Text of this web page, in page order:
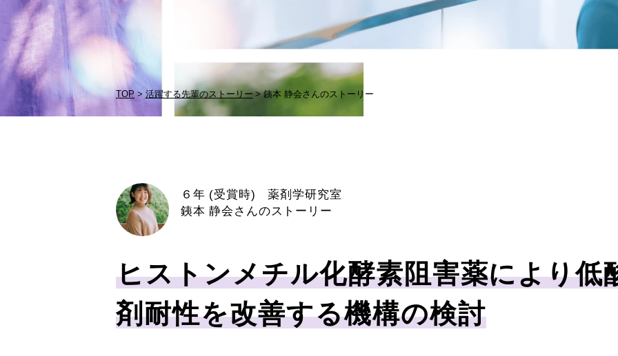
TOP 活躍する先輩のストーリー 銕本 静会さんのストーリー
６年 (受賞時) 薬剤学研究室
銕本 静会さんのストーリー
ヒストンメチル化酵素阻害薬により低
剤耐性を改善する機構の検討